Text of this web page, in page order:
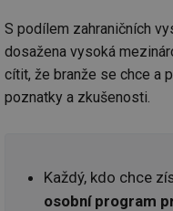
S podílem zahraničních
dosažena vysoká
cítit, že branže se chce a
poznatky a zkušenosti.
Každý, kdo chce
osobní program